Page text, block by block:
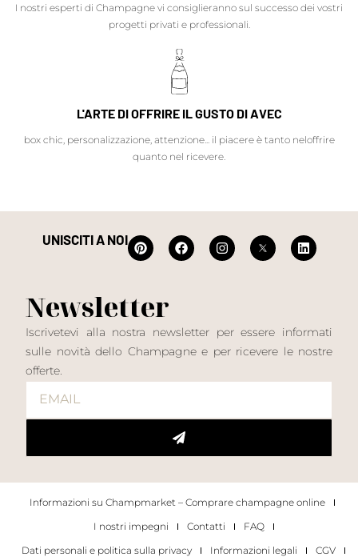
I nostri esperti di Champagne vi consiglieranno sul successo dei vostri
progetti privati e professionali.
L'ARTE DI OFFRIRE IL GUSTO DI AVEC
box chic, personalizzazione, attenzione... il piacere è tanto neloffrire
quanto nel ricevere.
UNISCITI A NOI
Newsletter
Iscrivetevi alla nostra newsletter per essere informati
sulle novità dello Champagne e per ricevere le nostre
offerte.
Informazioni su Champmarket – Comprare champagne online
I nostri impegni
Contatti
FAQ
Dati personali e politica sulla privacy
Informazioni legali
CGV